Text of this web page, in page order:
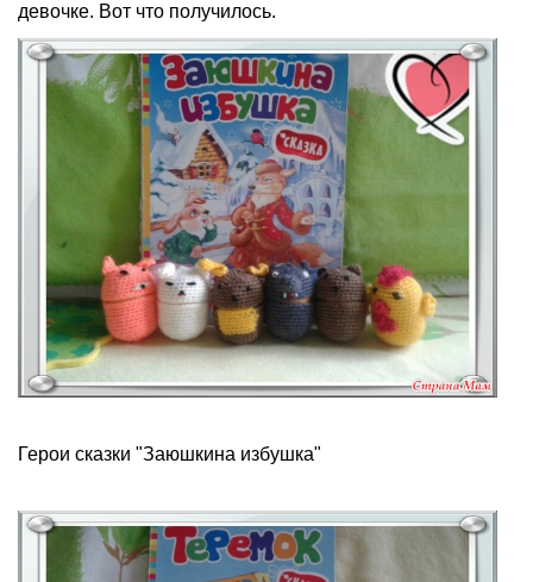
девочке. Вот что получилось.
Герои сказки "Заюшкина избушка"